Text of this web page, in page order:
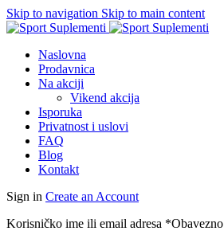
Skip to navigation Skip to main content
Naslovna
Prodavnica
Na akciji
Vikend akcija
Isporuka
Privatnost i uslovi
FAQ
Blog
Kontakt
Sign in Create an Account
Korisničko ime ili email adresa *Obavezno